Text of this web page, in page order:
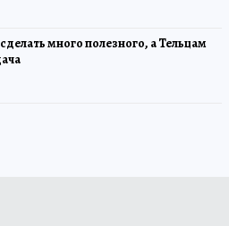
много полезного, а Тельцам